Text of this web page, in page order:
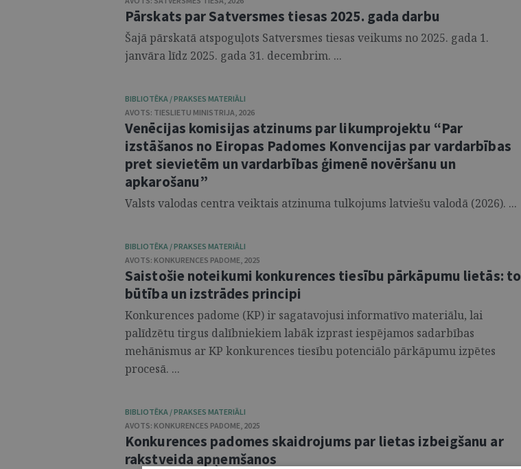
Pārskats par Satversmes tiesas 2025. gada darbu
Šajā pārskatā atspoguļots Satversmes tiesas veikums no 2025. gada 1.
janvāra līdz 2025. gada 31. decembrim. ...
BIBLIOTĒKA / PRAKSES MATERIĀLI
AVOTS: TIESLIETU MINISTRIJA, 2026
Venēcijas komisijas atzinums par likumprojektu “Par
izstāšanos no Eiropas Padomes Konvencijas par vardarbības
pret sievietēm un vardarbības ģimenē novēršanu un
apkarošanu”
Valsts valodas centra veiktais atzinuma tulkojums latviešu valodā (2026). ...
BIBLIOTĒKA / PRAKSES MATERIĀLI
AVOTS: KONKURENCES PADOME, 2025
Saistošie noteikumi konkurences tiesību pārkāpumu lietās: to
būtība un izstrādes principi
Konkurences padome (KP) ir sagatavojusi informatīvo materiālu, lai
palīdzētu tirgus dalībniekiem labāk izprast iespējamos sadarbības
mehānismus ar KP konkurences tiesību potenciālo pārkāpumu izpētes
procesā. ...
BIBLIOTĒKA / PRAKSES MATERIĀLI
AVOTS: KONKURENCES PADOME, 2025
Konkurences padomes skaidrojums par lietas izbeigšanu ar
rakstveida apņemšanos